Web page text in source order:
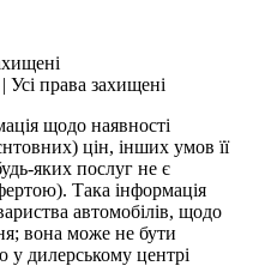
права захищені
щодо наявності
цін, інших умов її
яких послуг не є
Така інформація
автомобілів, щодо
вона може не бути
у дилерському центрі